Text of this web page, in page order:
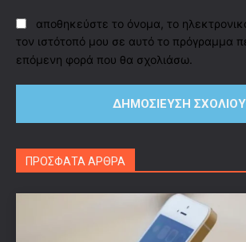
αποθηκεύστε το όνομα, το
τον ιστότοπό μου σε αυτό το πρόγραμμα
επόμενη φορά που θα σχολιάσω.
ΠΡΟΣΦΑΤΑ ΑΡΘΡΑ